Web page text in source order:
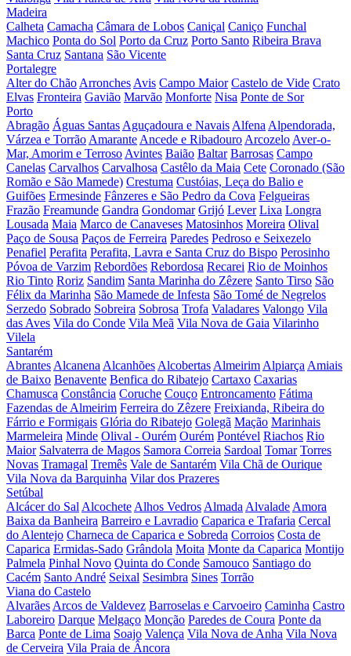
Madeira
Calheta Camacha Câmara de Lobos Caniçal Caniço Funchal
Machico Ponta do Sol Porto da Cruz Porto Santo Ribeira Brava
Santa Cruz Santana São Vicente
Portalegre
Alter do Chão Arronches Avis Campo Maior Castelo de Vide Crato
Elvas Fronteira Gavião Marvão Monforte Nisa Ponte de Sor
Porto
Abragão Águas Santas Aguçadoura e Navais Alfena Alpendorada,
Várzea e Torrão Amarante Ancede e Ribadouro Arcozelo Aver-o-
Mar, Amorim e Terroso Avintes Baião Baltar Barrosas Campo
Canelas Carvalhos Carvalhosa Castêlo da Maia Cete Coronado (São
Romão e São Mamede) Crestuma Custóias, Leça do Balio e
Guifões Ermesinde Fânzeres e São Pedro da Cova Felgueiras
Frazão Freamunde Gandra Gondomar Grijó Lever Lixa Longra
Lousada Maia Marco de Canaveses Matosinhos Moreira Olival
Paço de Sousa Paços de Ferreira Paredes Pedroso e Seixezelo
Penafiel Perafita Perafita, Lavra e Santa Cruz do Bispo Perosinho
Póvoa de Varzim Rebordões Rebordosa Recarei Rio de Moinhos
Rio Tinto Roriz Sandim Santa Marinha do Zêzere Santo Tirso São
Félix da Marinha São Mamede de Infesta São Tomé de Negrelos
Serzedo Sobrado Sobreira Sobrosa Trofa Valadares Valongo Vila
das Aves Vila do Conde Vila Meã Vila Nova de Gaia Vilarinho
Vilela
Santarém
Abrantes Alcanena Alcanhões Alcobertas Almeirim Alpiarça Amiais
de Baixo Benavente Benfica do Ribatejo Cartaxo Caxarias
Chamusca Constância Coruche Couço Entroncamento Fátima
Fazendas de Almeirim Ferreira do Zêzere Freixianda, Ribeira do
Fárrio e Formigais Glória do Ribatejo Golegã Mação Marinhais
Marmeleira Minde Olival - Ourém Ourém Pontével Riachos Rio
Maior Salvaterra de Magos Samora Correia Sardoal Tomar Torres
Novas Tramagal Tremês Vale de Santarém Vila Chã de Ourique
Vila Nova da Barquinha Vilar dos Prazeres
Setúbal
Alcácer do Sal Alcochete Alhos Vedros Almada Alvalade Amora
Baixa da Banheira Barreiro e Lavradio Caparica e Trafaria Cercal
do Alentejo Charneca de Caparica e Sobreda Corroios Costa de
Caparica Ermidas-Sado Grândola Moita Monte da Caparica Montijo
Palmela Pinhal Novo Quinta do Conde Samouco Santiago do
Cacém Santo André Seixal Sesimbra Sines Torrão
Viana do Castelo
Alvarães Arcos de Valdevez Barroselas e Carvoeiro Caminha Castro
Laboreiro Darque Melgaço Monção Paredes de Coura Ponte da
Barca Ponte de Lima Soajo Valença Vila Nova de Anha Vila Nova
de Cerveira Vila Praia de Âncora